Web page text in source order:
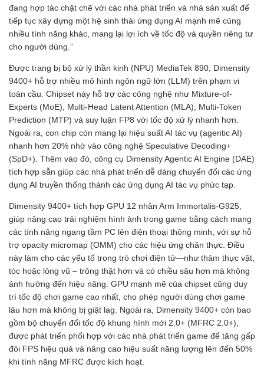
đang hợp tác chặt chẽ với các nhà phát triển và nhà sản xuất để
tiếp tục xây dựng một hệ sinh thái ứng dụng AI mạnh mẽ cùng
nhiều tính năng khác, mang lại lợi ích về tốc độ và quyền riêng tư
cho người dùng.”
Được trang bị bộ xử lý thần kinh (NPU) MediaTek 890, Dimensity
9400+ hỗ trợ nhiều mô hình ngôn ngữ lớn (LLM) trên phạm vi
toàn cầu. Chipset này hỗ trợ các công nghệ như Mixture-of-
Experts (MoE), Multi-Head Latent Attention (MLA), Multi-Token
Prediction (MTP) và suy luận FP8 với tốc độ xử lý nhanh hơn.
Ngoài ra, con chip còn mang lại hiệu suất AI tác vụ (agentic AI)
nhanh hơn 20% nhờ vào công nghệ Speculative Decoding+
(SpD+). Thêm vào đó, công cụ Dimensity Agentic AI Engine (DAE)
tích hợp sẵn giúp các nhà phát triển dễ dàng chuyển đổi các ứng
dụng AI truyền thống thành các ứng dụng AI tác vụ phức tạp.
Dimensity 9400+ tích hợp GPU 12 nhân Arm Immortalis-G925,
giúp nâng cao trải nghiệm hình ảnh trong game bằng cách mang
các tính năng ngang tầm PC lên điện thoại thông minh, với sự hỗ
trợ opacity micromap (OMM) cho các hiệu ứng chân thực. Điều
này làm cho các yếu tố trong trò chơi điện tử—như thảm thực vật,
tóc hoặc lông vũ – trông thật hơn và có chiều sâu hơn mà không
ảnh hưởng đến hiệu năng. GPU mạnh mẽ của chipset cũng duy
trì tốc độ chơi game cao nhất, cho phép người dùng chơi game
lâu hơn mà không bị giật lag. Ngoài ra, Dimensity 9400+ còn bao
gồm bộ chuyển đổi tốc độ khung hình mới 2.0+ (MFRC 2.0+),
được phát triển phối hợp với các nhà phát triển game để tăng gấp
đôi FPS hiệu quả và nâng cao hiệu suất năng lượng lên đến 50%
khi tính năng MFRC được kích hoạt.